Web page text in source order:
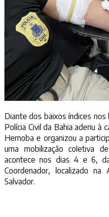
Diante dos baixos índices
Polícia Civil da Bahia aderiu à
Hemoba e organizou a
uma mobilização coletiva
acontece nos dias 4 e 6,
Coordenador, localizado
Salvador.